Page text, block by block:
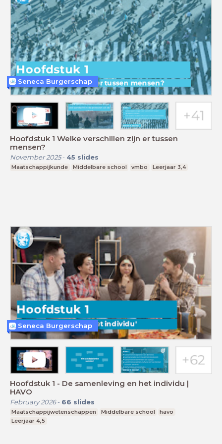
Hoofdstuk 1 Welke verschillen zijn er tussen
mensen?
November 2025- 45 slides
Maatschappijkunde Middelbare school vmbo Leerjaar 3,4
Seneca Burgerschap
Hoofdstuk 1 - De samenleving en het individu |
HAVO
February 2026- 66 slides
Maatschappijwetenschappen Middelbare school
havo
Leerjaar 4,5
Seneca Burgerschap